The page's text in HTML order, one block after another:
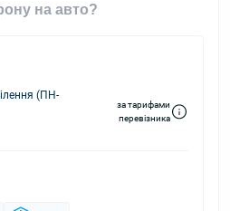
на авто?
(ПН-
за тарифами
перевізника